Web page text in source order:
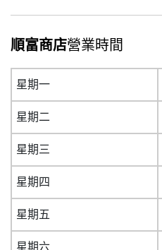
順富商店營業時間
星期一
星期二
星期三
星期四
星期五
星期六